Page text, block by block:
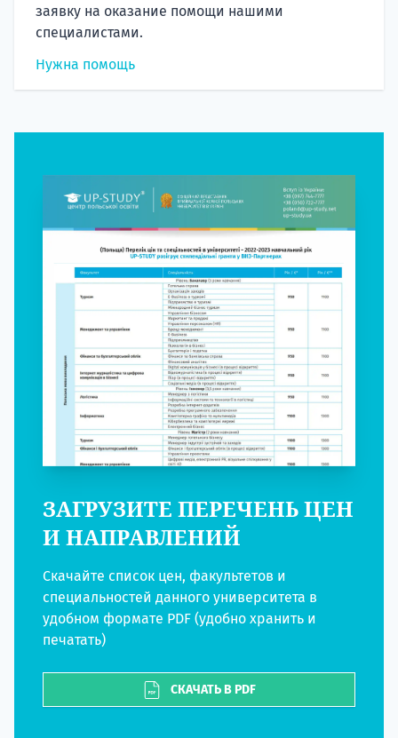
заявку на оказание помощи нашими
специалистами.
Нужна помощь
ЗАГРУЗИТЕ ПЕРЕЧЕНЬ ЦЕН
И НАПРАВЛЕНИЙ
Скачайте список цен, факультетов и
специальностей данного университета в
удобном формате PDF (удобно хранить и
печатать)
СКАЧАТЬ В PDF